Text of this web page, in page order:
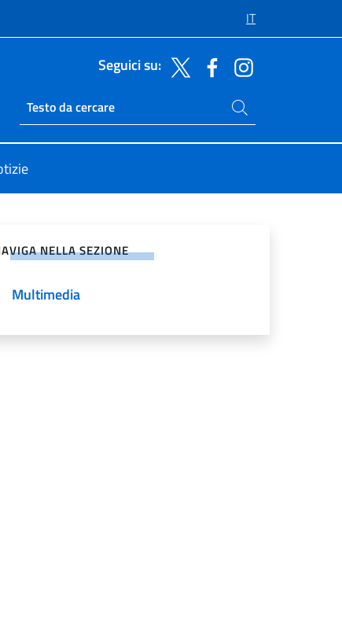
IT
Seguici su:
Ricerca sito live
Cerca nel sito
NELLA SEZIONE
Multimedia